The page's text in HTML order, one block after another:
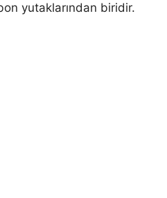
yutaklarından biridir.